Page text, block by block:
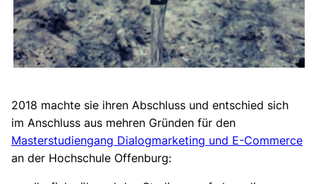
2018 machte sie ihren Abschluss und entschied sich
im Anschluss aus mehren Gründen für den
Masterstudiengang Dialogmarketing und E-Commerce
an der Hochschule Offenburg: